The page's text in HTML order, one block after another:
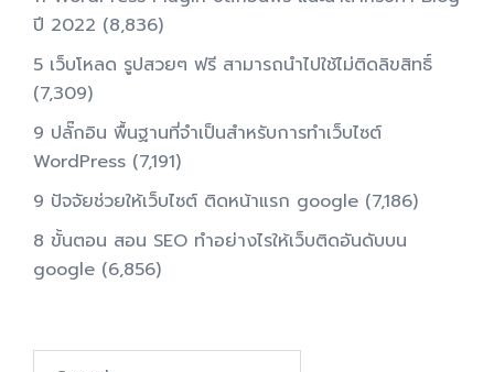
ปี 2022 (8,836)
5 เว็บโหลด รูปสวยๆ ฟรี สามารถนำไปใช้ไม่ติดลิขสิทธิ์
(7,309)
9 ปลั๊กอิน พื้นฐานที่จำเป็นสำหรับการทําเว็บไซต์
WordPress (7,191)
9 ปัจจัยช่วยให้เว็บไซต์ ติดหน้าแรก google (7,186)
8 ขั้นตอน สอน SEO ทําอย่างไรให้เว็บติดอันดับบน
google (6,856)